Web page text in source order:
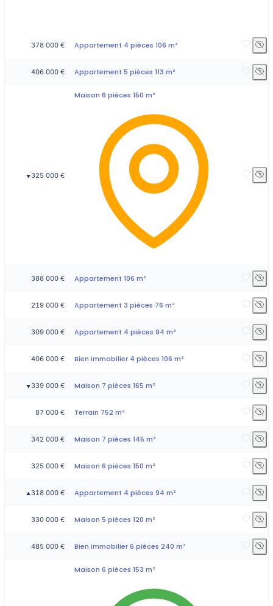
378 000 € Appartement 4 pièces 106 m²
406 000 € Appartement 5 pièces 113 m²
▼325 000 €
Maison 6 pièces 150 m²
388 000 € Appartement 106 m²
219 000 € Appartement 3 pièces 76 m²
309 000 € Appartement 4 pièces 94 m²
406 000 € Bien immobilier 4 pièces 106 m²
▼339 000 € Maison 7 pièces 165 m²
87 000 € Terrain 752 m²
342 000 € Maison 7 pièces 145 m²
325 000 € Maison 6 pièces 150 m²
▲318 000 € Appartement 4 pièces 94 m²
330 000 € Maison 5 pièces 120 m²
485 000 € Bien immobilier 6 pièces 240 m²
Maison 6 pièces 153 m²